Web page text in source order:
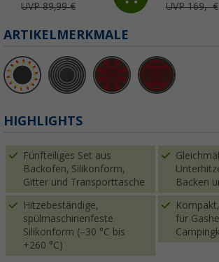
UVP 89,99 € UVP 169,- €
ARTIKELMERKMALE
HIGHLIGHTS
Fünfteiliges Set aus
Backofen, Silikonform,
Gitter und Transporttasche
Backen
Hitzebeständige,
spülmaschinenfeste
Silikonform (–30 °C bis
+260 °C)
für